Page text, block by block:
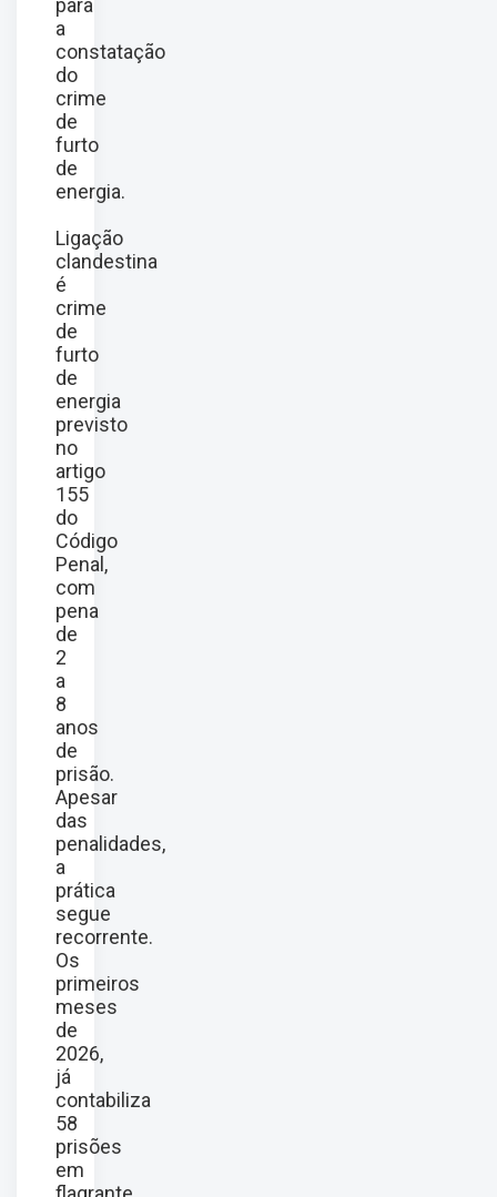
a
constatação
do
crime
de
furto
de
energia.
Ligação
clandestina
é
crime
de
furto
de
energia
previsto
no
artigo
155
do
Código
Penal,
com
pena
de
2
a
8
anos
de
prisão.
Apesar
das
penalidades,
a
prática
segue
recorrente.
Os
primeiros
meses
de
2026,
já
contabiliza
58
prisões
em